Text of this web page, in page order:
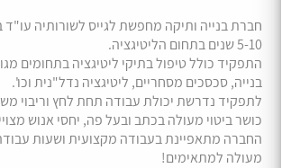
חברת בנייה ותיקה מחפשת לגייס לשורותיה עו"ד
5-10 שנים בתחום הליטיגציה.
התפקיד כולל טיפול בתיקי ליטיגציה בתחומים
בנייה, סכסכים מסחריים, ליטיגציה נדל"נית וכו'.
לתפקיד נדרשת יכולת עבודה תחת לחץ וריבוי
כושר ביטוי מעולה בכתב ובעל פה, יחסי אנוש
החברה מתאפיינת בעבודה מקצועית ושעות
מעולה למתאימים!